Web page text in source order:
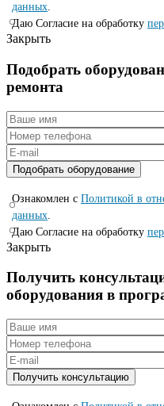
данных.
Даю Согласие на обработку
Закрыть
Подобрать
ремонта
Ознакомлен с Политикой в
данных
Даю Согласие на обработку
Закрыть
Получить
оборудования в